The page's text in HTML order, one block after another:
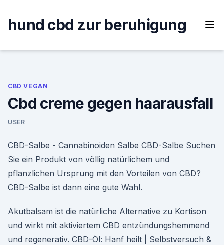
content
hund cbd zur beruhigung
CBD VEGAN
Cbd creme gegen haarausfall
USER
CBD-Salbe - Cannabinoiden Salbe CBD-Salbe Suchen
Sie ein Produkt von völlig natürlichem und
pflanzlichen Ursprung mit den Vorteilen von CBD?
CBD-Salbe ist dann eine gute Wahl.
Akutbalsam ist die natürliche Alternative zu Kortison
und wirkt mit aktiviertem CBD entzündungshemmend
und regenerativ. CBD-Öl: Hanf heilt | Selbstversuch &